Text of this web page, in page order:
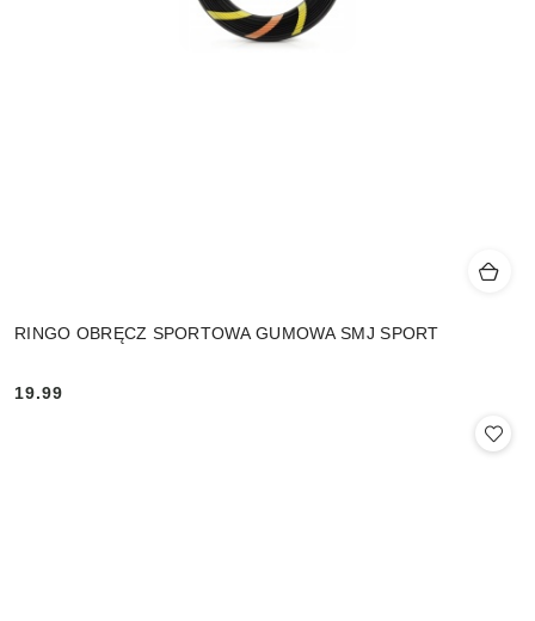
RINGO OBRĘCZ SPORTOWA GUMOWA SMJ SPORT
Cena:
19.99